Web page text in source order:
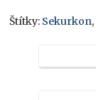
Štítky: Sekurkon,